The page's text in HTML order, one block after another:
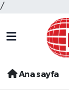
/
Ana sayfa